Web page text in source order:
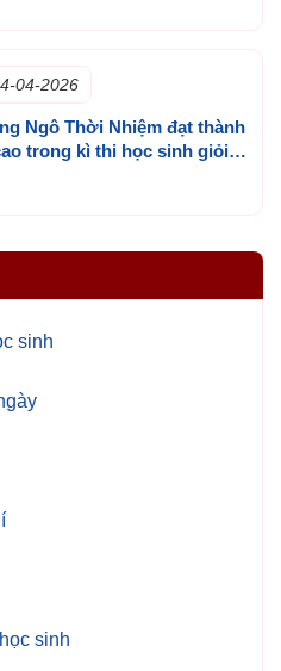
04-2026
Ngô Thời Nhiệm đạt thành
trong kì thi học sinh giỏi
sinh
sinh